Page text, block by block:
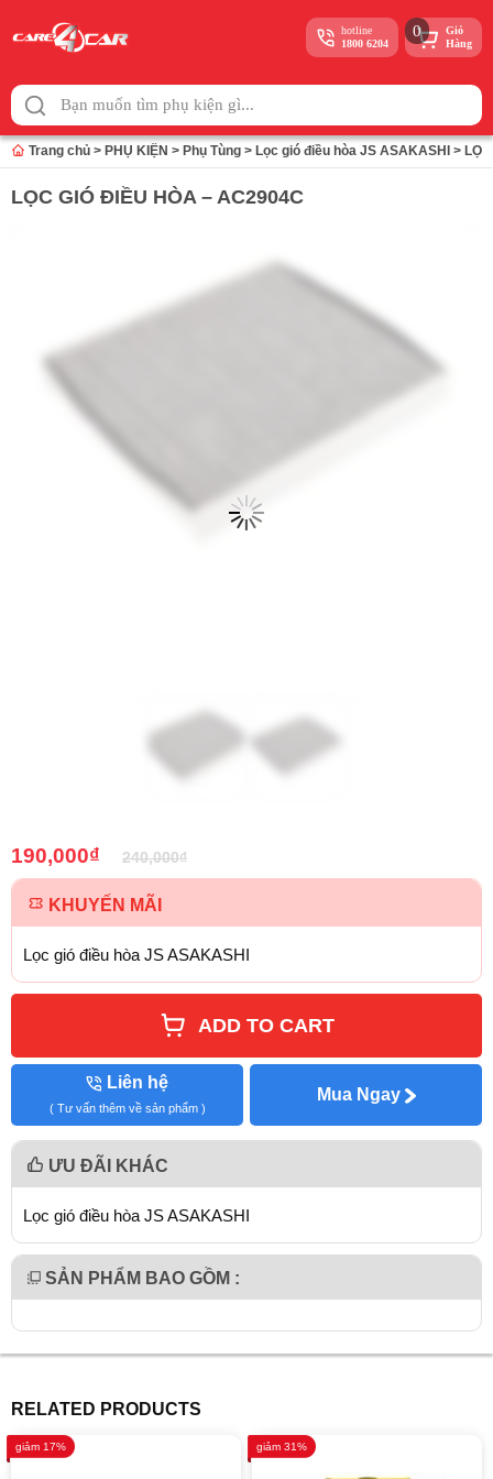
to
content
hotline
1800 6204
0
Giỏ
Hàng
Trang chủ > PHỤ KIỆN > Phụ Tùng > Lọc gió điều hòa JS ASAKASHI >
LỌC GIÓ ĐIỀU HÒA – AC2904C
190,000₫ 240,000₫
KHUYẾN MÃI
Lọc gió điều hòa JS ASAKASHI
ADD TO CART
Liên hệ
( Tư vấn thêm về sản phẩm )
Mua Ngay
ƯU ĐÃI KHÁC
Lọc gió điều hòa JS ASAKASHI
SẢN PHẨM BAO GỒM :
RELATED PRODUCTS
giảm 17% giảm 31%